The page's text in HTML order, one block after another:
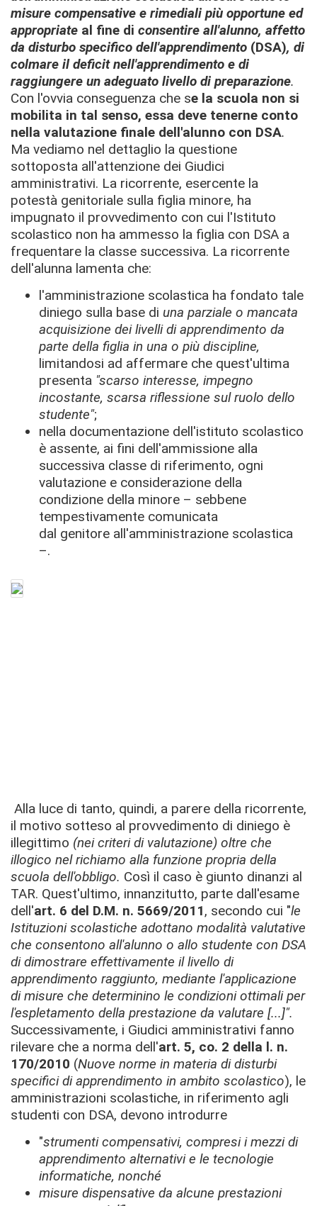
misure compensative e rimediali più opportune ed
appropriate al fine di consentire all'alunno, affetto
da disturbo specifico dell'apprendimento (DSA), di
colmare il deficit nell'apprendimento e di
raggiungere un adeguato livello di preparazione.
Con l'ovvia conseguenza che se la scuola non si
mobilita in tal senso, essa deve tenerne conto
nella valutazione finale dell'alunno con DSA.
Ma vediamo nel dettaglio la questione
sottoposta all'attenzione dei Giudici
amministrativi. La ricorrente, esercente la
potestà genitoriale sulla figlia minore, ha
impugnato il provvedimento con cui l'Istituto
scolastico non ha ammesso la figlia con DSA a
frequentare la classe successiva. La ricorrente
dell'alunna lamenta che:
l'amministrazione scolastica ha fondato tale
diniego sulla base di una parziale o mancata
acquisizione dei livelli di apprendimento da
parte della figlia in una o più discipline,
limitandosi ad affermare che quest'ultima
presenta "scarso interesse, impegno
incostante, scarsa riflessione sul ruolo dello
studente";
nella documentazione dell'istituto scolastico
è assente, ai fini dell'ammissione alla
successiva classe di riferimento, ogni
valutazione e considerazione della
condizione della minore – sebbene
tempestivamente comunicata
dal genitore all'amministrazione scolastica
–.
Alla luce di tanto, quindi, a parere della ricorrente,
il motivo sotteso al provvedimento di diniego è
illegittimo (nei criteri di valutazione) oltre che
illogico nel richiamo alla funzione propria della
scuola dell'obbligo. Così il caso è giunto dinanzi al
TAR. Quest'ultimo, innanzitutto, parte dall'esame
dell'art. 6 del D.M. n. 5669/2011, secondo cui "le
Istituzioni scolastiche adottano modalità valutative
che consentono all'alunno o allo studente con DSA
di dimostrare effettivamente il livello di
apprendimento raggiunto, mediante l'applicazione
di misure che determinino le condizioni ottimali per
l'espletamento della prestazione da valutare [...]".
Successivamente, i Giudici amministrativi fanno
rilevare che a norma dell'art. 5, co. 2 della l. n.
170/2010 (Nuove norme in materia di disturbi
specifici di apprendimento in ambito scolastico), le
amministrazioni scolastiche, in riferimento agli
studenti con DSA, devono introdurre
"strumenti compensativi, compresi i mezzi di
apprendimento alternativi e le tecnologie
informatiche, nonché
misure dispensative da alcune prestazioni